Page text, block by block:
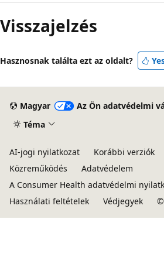
mód
letiltva
Visszajelzés
Hasznosnak találta ezt az oldalt?
Magyar
Az Ön adatvédelmi
Téma
AI-jogi nyilatkozat Korábbi verziók
Közreműködés
Adatvédelem
A Consumer Health adatvédelmi
Használati feltételek
Védjegyek ©